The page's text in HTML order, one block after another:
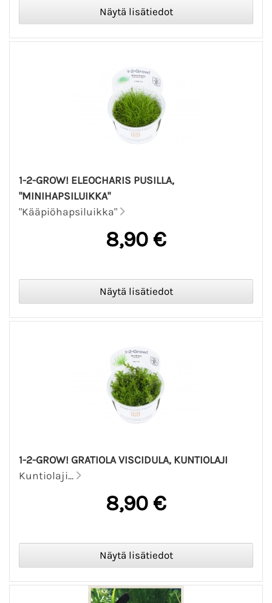
1-2-GROW! ELEOCHARIS PUSILLA,
"MINIHAPSILUIKKA"
"Kääpiöhapsiluikka"
8,90 €
1-2-GROW! GRATIOLA VISCIDULA, KUNTIOLAJI
Kuntiolaji...
8,90 €